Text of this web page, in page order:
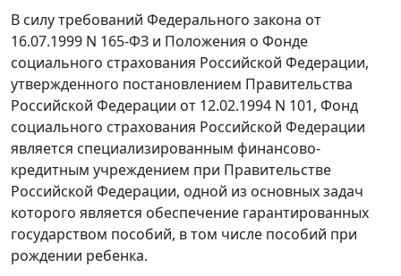
В силу требований Федерального закона от
16.07.1999 N 165-ФЗ и Положения о Фонде
социального страхования Российской Федерации,
утвержденного постановлением Правительства
Российской Федерации от 12.02.1994 N 101, Фонд
социального страхования Российской Федерации
является специализированным финансово-
кредитным учреждением при Правительстве
Российской Федерации, одной из основных задач
которого является обеспечение гарантированных
государством пособий, в том числе пособий при
рождении ребенка.